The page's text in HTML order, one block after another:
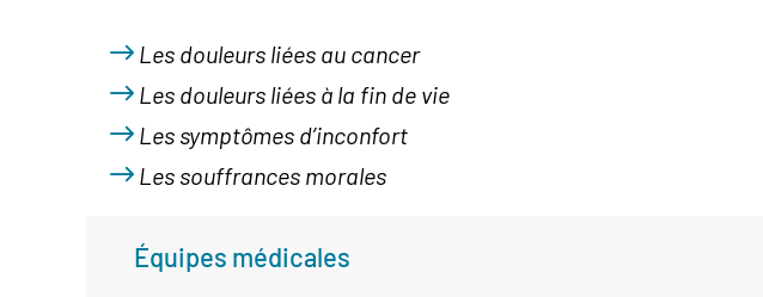
Les douleurs liées au cancer
Les douleurs liées à la fin de vie
Les symptômes d’inconfort
Les souffrances morales
Équipes médicales